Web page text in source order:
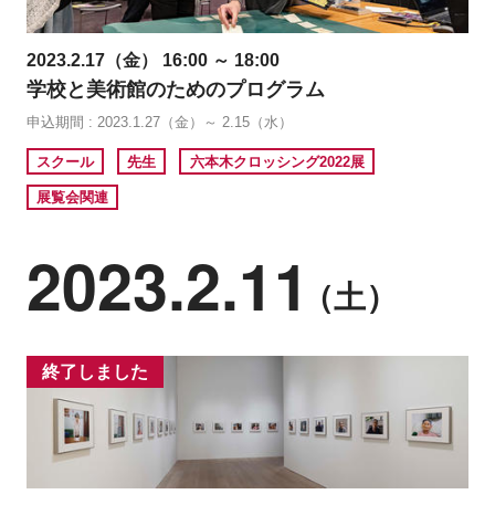
2023.2.17（金） 16:00 ～ 18:00
学校と美術館のためのプログラム
申込期間 : 2023.1.27（金）～ 2.15（水）
スクール 先生 六本木クロッシング2022展
展覧会関連
2023.2.11 （土）
終了しました